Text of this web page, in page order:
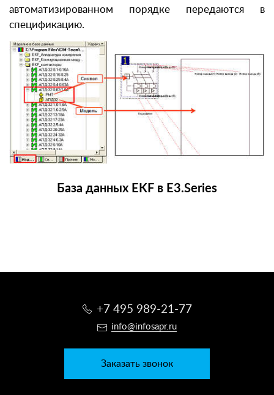
автоматизированном порядке передаются в
спецификацию.
База данных EKF в E3.Series
+7 495 989-21-77
info@infosapr.ru
Заказать звонок